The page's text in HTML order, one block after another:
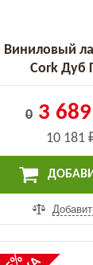
Виниловый
Cork Дуб
0 3
10 181